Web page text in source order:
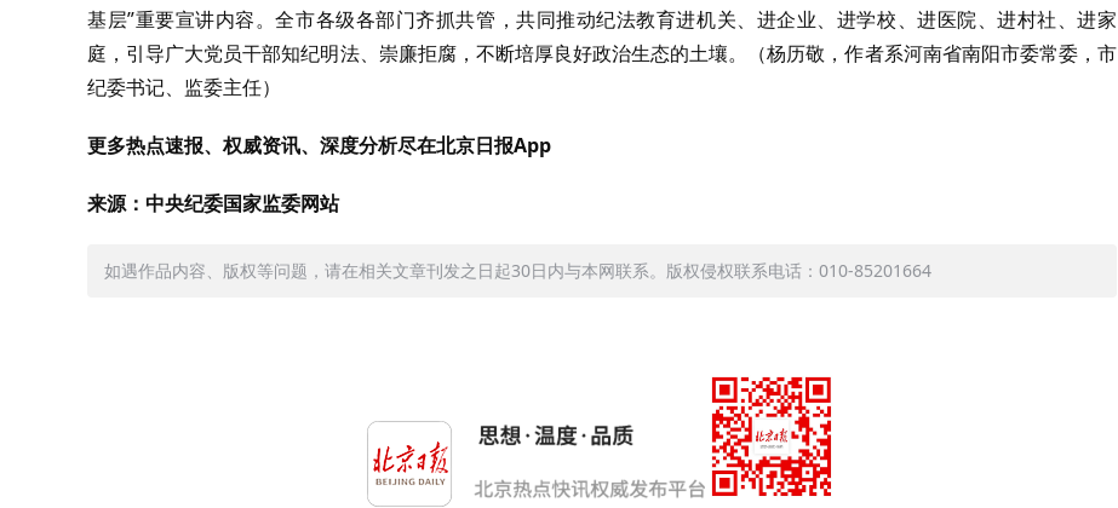
基层”重要宣讲内容。全市各级各部门齐抓共管，共同推动纪法教育进机关、进企业、进学校、进医院、进村社、进家
庭，引导广大党员干部知纪明法、崇廉拒腐，不断培厚良好政治生态的土壤。（杨历敬，作者系河南省南阳市委常委，市
纪委书记、监委主任）
更多热点速报、权威资讯、深度分析尽在北京日报App
来源：中央纪委国家监委网站
如遇作品内容、版权等问题，请在相关文章刊发之日起30日内与本网联系。版权侵权联系电话：010-85201664